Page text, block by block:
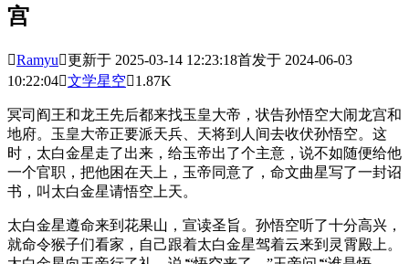
宫
Ramyu更新于 2025-03-14 12:23:18首发于 2024-06-03
10:22:04文学星空1.87K
冥司阎王和龙王先后都来找玉皇大帝，状告孙悟空大闹龙宫和
地府。玉皇大帝正要派天兵、天将到人间去收伏孙悟空。这
时，太白金星走了出来，给玉帝出了个主意，说不如随便给他
一个官职，把他困在天上，玉帝同意了，命文曲星写了一封诏
书，叫太白金星请悟空上天。
太白金星遵命来到花果山，宣读圣旨。孙悟空听了十分高兴，
就命令猴子们看家，自己跟着太白金星驾着云来到灵霄殿上。